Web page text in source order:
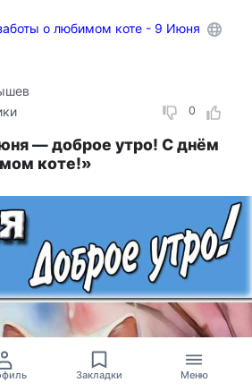
о любимом коте - 9 Июня
0
— доброе утро! С днём
коте!»
Закладки Меню